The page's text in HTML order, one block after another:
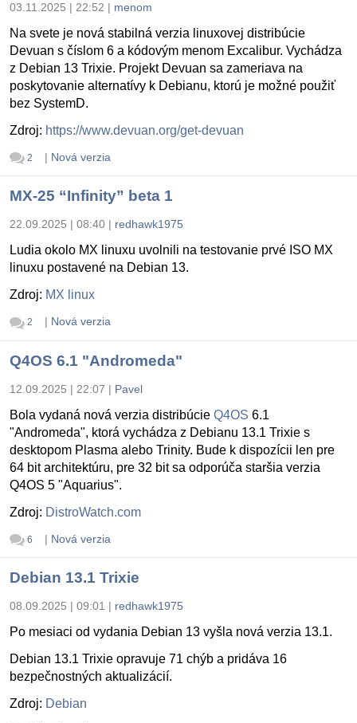
03.11.2025 | 22:52 | menom
Na svete je nová stabilná verzia linuxovej distribúcie
Devuan s číslom 6 a kódovým menom Excalibur. Vychádza
z Debian 13 Trixie. Projekt Devuan sa zameriava na
poskytovanie alternatívy k Debianu, ktorú je možné použiť
bez SystemD.
Zdroj: https://www.devuan.org/get-devuan
2 | Nová verzia
MX-25 “Infinity” beta 1
22.09.2025 | 08:40 | redhawk1975
Ludia okolo MX linuxu uvolnili na testovanie prvé ISO MX
linuxu postavené na Debian 13.
Zdroj: MX linux
2 | Nová verzia
Q4OS 6.1 "Andromeda"
12.09.2025 | 22:07 | Pavel
Bola vydaná nová verzia distribúcie Q4OS 6.1
"Andromeda", ktorá vychádza z Debianu 13.1 Trixie s
desktopom Plasma alebo Trinity. Bude k dispozícii len pre
64 bit architektúru, pre 32 bit sa odporúča staršia verzia
Q4OS 5 "Aquarius".
Zdroj: DistroWatch.com
6 | Nová verzia
Debian 13.1 Trixie
08.09.2025 | 09:01 | redhawk1975
Po mesiaci od vydania Debian 13 vyšla nová verzia 13.1.
Debian 13.1 Trixie opravuje 71 chýb a pridáva 16
bezpečnostných aktualizácií.
Zdroj: Debian